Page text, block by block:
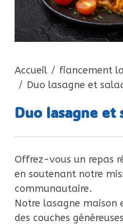
Accueil
fiancement
Duo lasagne et
Duo lasagne et
Offrez-vous un repas
en soutenant notre
communautaire.
Notre lasagne maison
des couches